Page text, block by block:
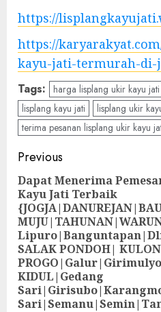
https://
https://
kayu-jati-termurah-di-
Tags: harga lisplang ukir kayu
lisplang kayu jati
lisplang ukir
terima pesanan lisplang ukir kayu
Previous
Dapat Menerima
Kayu Jati Terbaik
SALAK PONDOH| KULON
KIDUL|Gedang